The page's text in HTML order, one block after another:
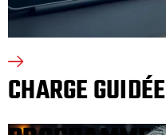
CHARGE GUIDÉE